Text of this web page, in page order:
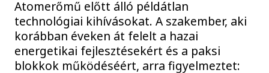
Atomerőmű előtt álló példátlan
technológiai kihívásokat. A szakember, aki
korábban éveken át felelt a hazai
energetikai fejlesztésekért és a paksi
blokkok működéséért, arra figyelmeztet: